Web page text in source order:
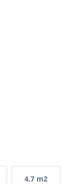
4,7 m2